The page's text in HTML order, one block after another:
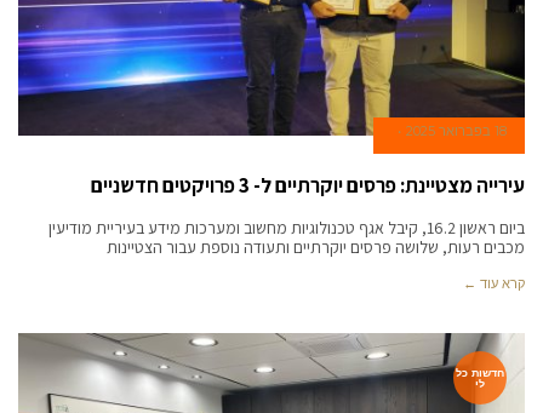
18 בפברואר 2025
עירייה מצטיינת: פרסים יוקרתיים ל- 3 פרויקטים חדשניים
ביום ראשון 16.2, קיבל אגף טכנולוגיות מחשוב ומערכות מידע בעיריית מודיעין
מכבים רעות, שלושה פרסים יוקרתיים ותעודה נוספת עבור הצטיינות
קרא עוד ←
חדשות כל
לי